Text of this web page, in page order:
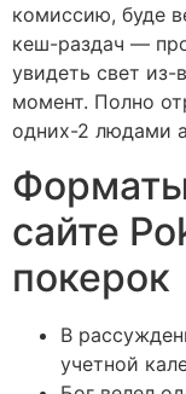
комиссию, буде
кеш-раздач —
увидеть свет
момент. Полно
одних-2 людами
сайте
покерок
В
учетной